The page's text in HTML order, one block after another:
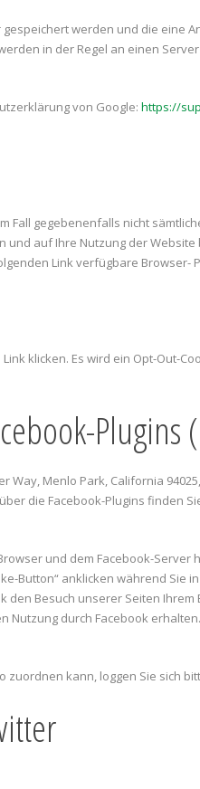
werden und die eine
in der Regel an einen
von Google: https://
gegebenenfalls nicht
auf Ihre Nutzung der Website
Link verfügbare Browser-
klicken. Es wird ein Opt-Out-
Plugins
Menlo Park, California
die Facebook-Plugins finden
und dem Facebook-Server
Button“ anklicken während Sie
den Besuch unserer Seiten
durch Facebook
kann, loggen Sie sich